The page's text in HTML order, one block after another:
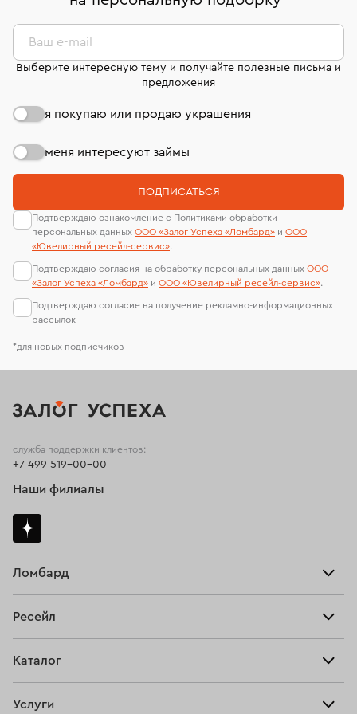
дней на возврат. Детальные условия возврата
комиссионных украшений и часов смотрите на
странице«Возврат украшений»
сертификаты МГУ и других геммологических
лабораторий
*для новых подписчиков
Ваш e-mail
Выберите интересную тему и получайте полезные письма и
предложения
я покупаю или продаю украшения
меня интересуют займы
ПОДПИСАТЬСЯ
Подтверждаю ознакомление с Политиками обработки
персональных данных ООО «Залог Успеха «Ломбард» и ООО
«Ювелирный ресейл-сервиc».
Подтверждаю согласия на обработку персональных данных ООО
«Залог Успеха «Ломбард» и ООО «Ювелирный ресейл-сервиc».
Подтверждаю согласие на получение рекламно-информационных
рассылок
Ломбард
Тарифы
Ресейл
Купить
Каталог
Услуги
служба поддержки клиентов:
+7 499 519-00-00
Наши филиалы